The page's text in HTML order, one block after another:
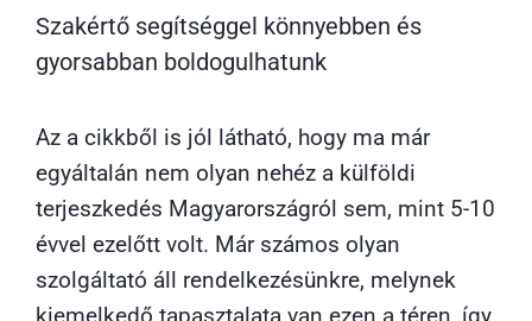
Szakértő segítséggel könnyebben és
gyorsabban boldogulhatunk
Az a cikkből is jól látható, hogy ma már
egyáltalán nem olyan nehéz a külföldi
terjeszkedés Magyarországról sem, mint 5-10
évvel ezelőtt volt. Már számos olyan
szolgáltató áll rendelkezésünkre, melynek
kiemelkedő tapasztalata van ezen a téren, így